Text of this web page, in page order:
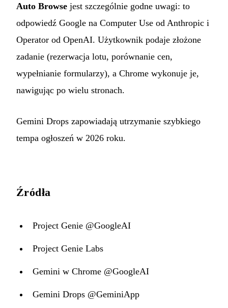
Auto Browse jest szczególnie godne uwagi: to
odpowiedź Google na Computer Use od Anthropic i
Operator od OpenAI. Użytkownik podaje złożone
zadanie (rezerwacja lotu, porównanie cen,
wypełnianie formularzy), a Chrome wykonuje je,
nawigując po wielu stronach.
Gemini Drops zapowiadają utrzymanie szybkiego
tempa ogłoszeń w 2026 roku.
Źródła
Project Genie @GoogleAI
Project Genie Labs
Gemini w Chrome @GoogleAI
Gemini Drops @GeminiApp